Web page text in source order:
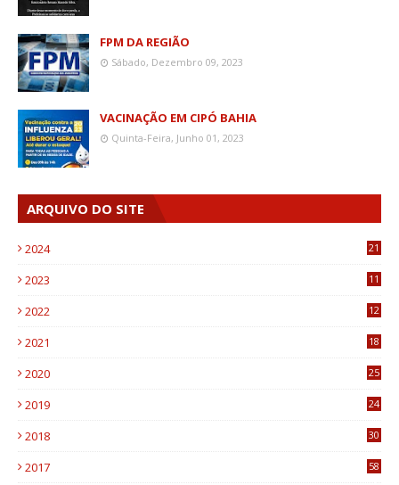
FPM DA REGIÃO
Sábado, Dezembro 09, 2023
VACINAÇÃO EM CIPÓ BAHIA
Quinta-Feira, Junho 01, 2023
ARQUIVO DO SITE
2024 21
2023
11
2022
12
2021
18
2020
25
2019
24
2018
30
2017
58